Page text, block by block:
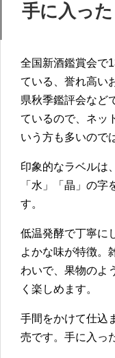
手に入っ
全国新酒鑑賞会で
ている、誉れ高い
県秋季鑑評会など
ているので、ネッ
いう方も多いので
印象的なラベルは
「水」「晶」の
す。
低温発酵で丁寧に
よかな味が特徴。
わいで、果物のよ
く楽しめます。
手間をかけて仕込
売です。手に入っ